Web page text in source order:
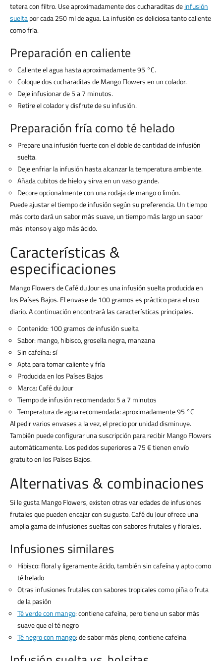
tetera con filtro. Use aproximadamente dos cucharaditas deinfusión
sueltapor cada 250 ml de agua. La infusión es deliciosa tanto caliente
como fría.
Preparación en caliente
Caliente el agua hasta aproximadamente 95 °C.
Coloque dos cucharaditas de Mango Flowers en un colador.
Deje infusionar de 5 a 7 minutos.
Retire el colador y disfrute de su infusión.
Preparación fría como té helado
Prepare una infusión fuerte con el doble de cantidad de infusión
suelta.
Deje enfriar la infusión hasta alcanzar la temperatura ambiente.
Añada cubitos de hielo y sirva en un vaso grande.
Decore opcionalmente con una rodaja de mango o limón.
Puede ajustar el tiempo de infusión según su preferencia. Un tiempo
más corto dará un sabor más suave, un tiempo más largo un sabor
más intenso y algo más ácido.
Características &
especificaciones
Mango Flowers de Café du Jour es una infusión suelta producida en
los Países Bajos. El envase de 100 gramos es práctico para el uso
diario. A continuación encontrará las características principales.
Contenido: 100 gramos de infusión suelta
Sabor: mango, hibisco, grosella negra, manzana
Sin cafeína: sí
Apta para tomar caliente y fría
Producida en los Países Bajos
Marca: Café du Jour
Tiempo de infusión recomendado: 5 a 7 minutos
Temperatura de agua recomendada: aproximadamente 95 °C
Al pedir varios envases a la vez, el precio por unidad disminuye.
También puede configurar una suscripción para recibir Mango Flowers
automáticamente. Los pedidos superiores a 75 € tienen envío
gratuito en los Países Bajos.
Alternativas & combinaciones
Si le gusta Mango Flowers, existen otras variedades de infusiones
frutales que pueden encajar con su gusto. Café du Jour ofrece una
amplia gama de infusiones sueltas con sabores frutales y florales.
Infusiones similares
Hibisco: floral y ligeramente ácido, también sin cafeína y apto como
té helado
Otras infusiones frutales con sabores tropicales como piña o fruta
de la pasión
Té verde con mango: contiene cafeína, pero tiene un sabor más
suave que el té negro
Té negro con mango: de sabor más pleno, contiene cafeína